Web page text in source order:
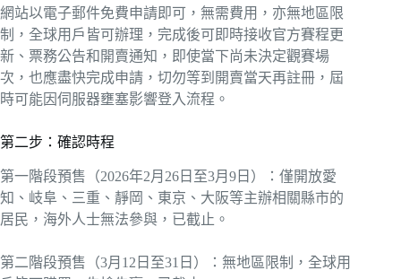
網站以電子郵件免費申請即可，無需費用，亦無地區限
制，全球用戶皆可辦理，完成後可即時接收官方賽程更
新、票務公告和開賣通知，即使當下尚未決定觀賽場
次，也應盡快完成申請，切勿等到開賣當天再註冊，屆
時可能因伺服器壅塞影響登入流程。
第二步：確認時程
第一階段預售（2026年2月26日至3月9日）：僅開放愛
知、岐阜、三重、靜岡、東京、大阪等主辦相關縣市的
居民，海外人士無法參與，已截止。
第二階段預售（3月12日至31日）：無地區限制，全球用